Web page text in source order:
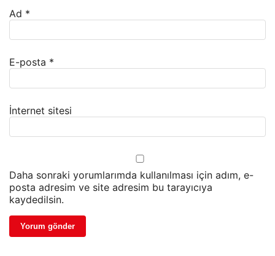
Ad *
E-posta *
İnternet sitesi
Daha sonraki yorumlarımda kullanılması için adım, e-
posta adresim ve site adresim bu tarayıcıya
kaydedilsin.